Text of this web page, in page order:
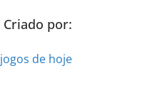
Criado por:
jogos de hoje